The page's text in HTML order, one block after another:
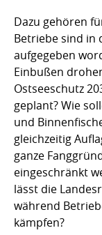
Dazu gehören
Betriebe sind in
aufgegeben
Einbußen
Ostseeschutz
geplant? Wie
und
gleichzeitig
ganze
eingeschränkt
lässt die
während
kämpfen?